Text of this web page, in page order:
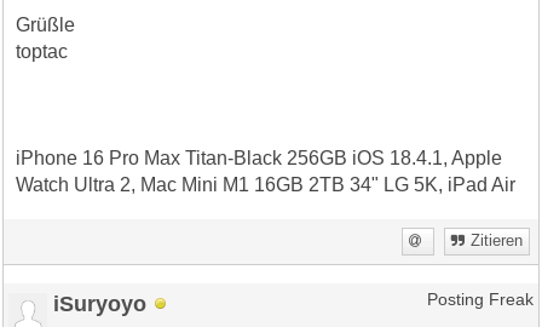
Grüßle
toptac
iPhone 16 Pro Max Titan-Black 256GB iOS 18.4.1, Apple
Watch Ultra 2, Mac Mini M1 16GB 2TB 34" LG 5K, iPad Air
Zitieren
iSuryoyo Posting Freak